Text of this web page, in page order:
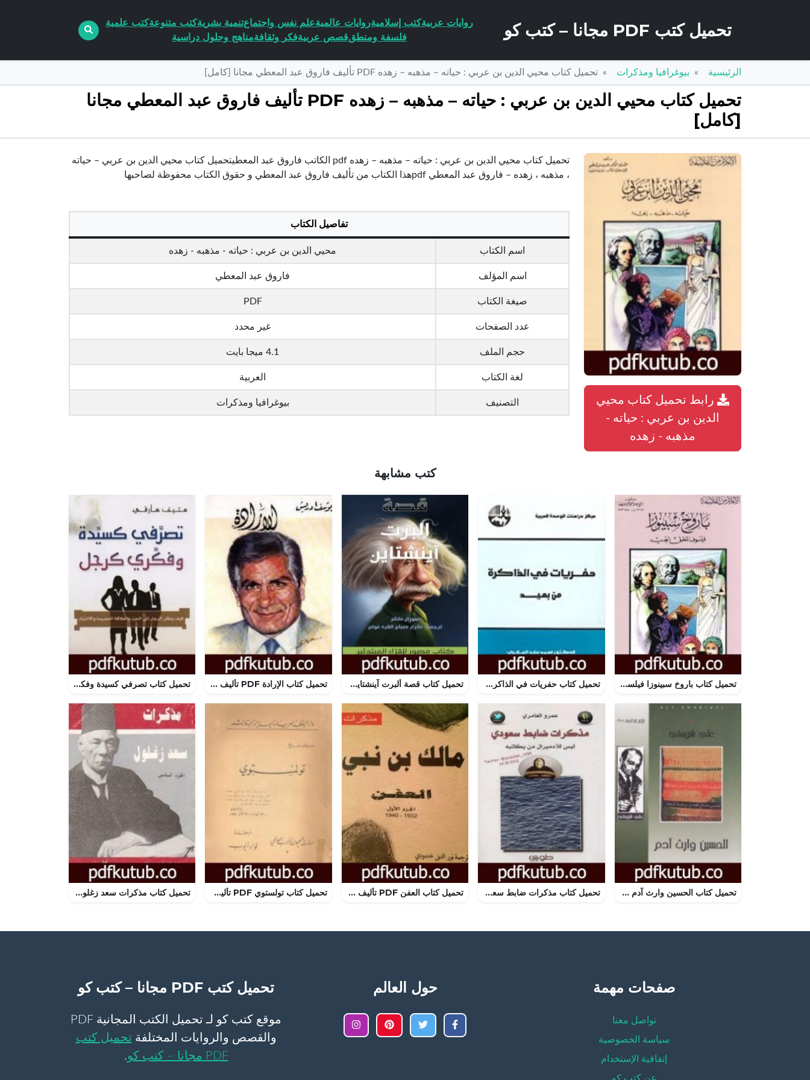
تحميل كتب PDF مجانا – كتب كو روايات عربيةكتب إسلاميةروايات عالميةعلم نفس واجتماعتنمية بشريةكتب متنوعةكتب علمية
فلسفة ومنطققصص عربيةفكر وثقافةمناهج وحلول دراسية
الرئيسية بيوغرافيا ومذكرات تحميل كتاب محيي الدين بن عربي : حياته – مذهبه – زهده PDF تأليف فاروق عبد المعطي مجانا [كامل]
تحميل كتاب محيي الدين بن عربي : حياته – مذهبه – زهده PDF تأليف فاروق عبد المعطي مجانا
[كامل]
رابط تحميل كتاب محيي
الدين بن عربي : حياته -
مذهبه - زهده
تحميل كتاب محيي الدين بن عربي : حياته – مذهبه – زهده pdf الكاتب فاروق عبد المعطيتحميل كتاب محيي الدين بن عربي – حياته
، مذهبه ، زهده – فاروق عبد المعطي pdfهذا الكتاب من تأليف فاروق عبد المعطي و حقوق الكتاب محفوظة لصاحبها
تفاصيل الكتاب
اسم الكتاب محيي الدين بن عربي : حياته - مذهبه - زهده
اسم المؤلف فاروق عبد المعطي
صيغة الكتاب PDF
عدد الصفحات غير محدد
حجم الملف 4.1 ميجا بايت
لغة الكتاب العربية
التصنيف بيوغرافيا ومذكرات
كتب مشابهة
تحميل كتاب باروخ سبينوزا فيلسوف المنطق الجديد PDF تأليف كامل محمد محمد عويضة مجانا [كامل] تحميل كتاب حفريات في الذاكرة من بعيد PDF تأليف محمد عابد الجابري مجانا [كامل] تحميل كتاب قصة ألبرت آينشتاين PDF تأليف كرار صباح القره غولي مجانا [كامل] تحميل كتاب الإرادة PDF تأليف يوسف إدريس مجانا [كامل] تحميل كتاب تصرفي كسيدة وفكري كرجل PDF تأليف ستيف هارفي مجانا [كامل]
تحميل كتاب الحسين وارث آدم – الآثار الكاملة PDF تأليف علي شريعتي مجانا [كامل] تحميل كتاب مذكرات ضابط سعودي PDF تأليف عمرو العامري مجانا [كامل] تحميل كتاب العفن PDF تأليف مالك بن نبي مجانا [كامل] تحميل كتاب تولستوي PDF تأليف ستيفان زفايج مجانا [كامل] تحميل كتاب مذكرات سعد زغلول – الجزء السادس PDF تأليف سعد زغلول مجانا [كامل]
صفحات مهمة
تواصل معنا
سياسة الخصوصية
إتفاقية الإستخدام
عن كتب كو
حول العالم تحميل كتب PDF مجانا – كتب كو
موقع كتب كو لـ تحميل الكتب المجانية PDF
والقصص والروايات المختلفة تحميل كتب
PDF مجانا – كتب كو
.